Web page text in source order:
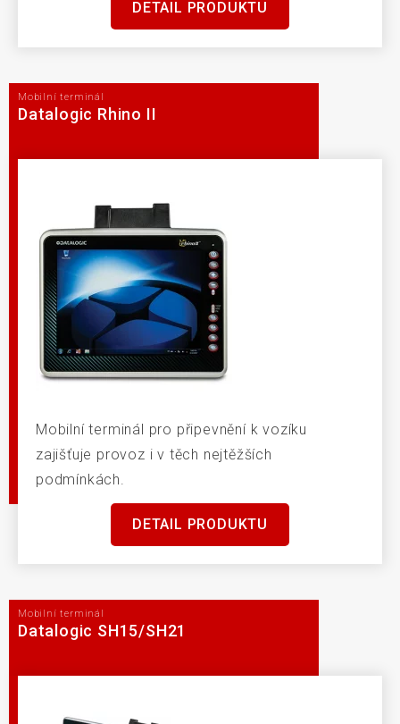
DETAIL PRODUKTU
Mobilní terminál
Datalogic Rhino II
Mobilní terminál pro připevnění k vozíku
zajišťuje provoz i v těch nejtěžších
podmínkách.
DETAIL PRODUKTU
Mobilní terminál
Datalogic SH15/SH21